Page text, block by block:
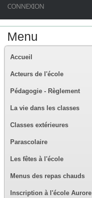
CONNEXION
Menu
Accueil
Acteurs de l'école
Pédagogie - Règlement
La vie dans les classes
Classes extérieures
Parascolaire
Les fêtes à l'école
Menus des repas chauds
Inscription à l'école Aurore